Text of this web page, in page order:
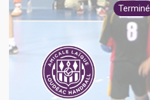
Terminé